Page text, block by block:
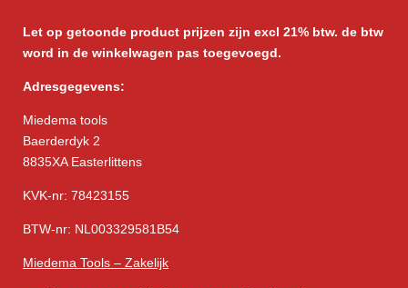
Let op getoonde product prijzen zijn excl 21% btw. de btw
word in de winkelwagen pas toegevoegd.
Adresgegevens:
Miedema tools
Baerderdyk 2
8835XA Easterlittens
KVK-nr: 78423155
BTW-nr: NL003329581B54
Miedema Tools – Zakelijk